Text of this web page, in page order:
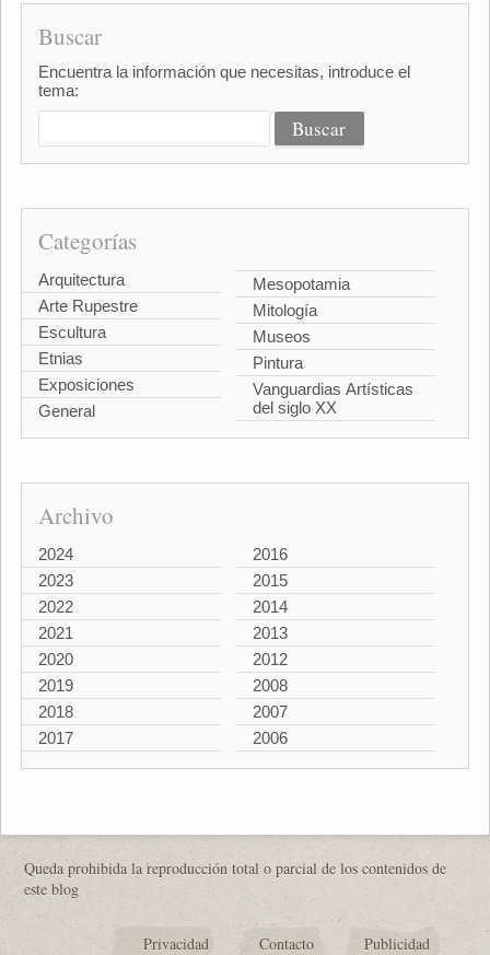
Buscar
Encuentra la información que necesitas, introduce el
tema:
Categorías
Arquitectura
Arte Rupestre
Escultura
Etnias
Exposiciones
General
Mesopotamia
Mitología
Museos
Pintura
Vanguardias Artísticas
del siglo XX
Archivo
2024
2023
2022
2021
2020
2019
2018
2017
2016
2015
2014
2013
2012
2008
2007
2006
Queda prohibida la reproducción total o parcial de los contenidos de
este blog
Privacidad Contacto Publicidad